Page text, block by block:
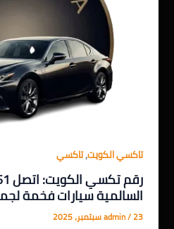
تاكسي الكويت,تاكسي
السالمية سيارات فخمة
admin/23 سبتمبر، 2025